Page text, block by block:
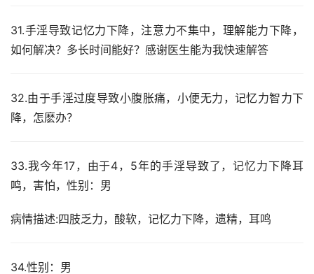
31.手淫导致记忆力下降，注意力不集中，理解能力下降，
如何解决？多长时间能好？感谢医生能为我快速解答
32.由于手淫过度导致小腹胀痛，小便无力，记忆力智力下
降，怎麽办？
33.我今年17，由于4，5年的手淫导致了，记忆力下降耳
鸣，害怕，性别：男
病情描述:四肢乏力，酸软，记忆力下降，遗精，耳鸣
34.性别：男